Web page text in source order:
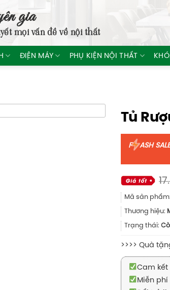
gia
mọi vấn đề về nội thất
ĐIỆN MÁY PHỤ KIỆN NỘI THẤT
Tủ
F ASH SALE
Mã sản
Thương hiệu:
Trạng thái:
>>>> Quà
Cam kết
Miễn